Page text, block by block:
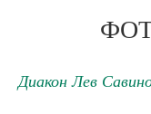
Диакон Лев